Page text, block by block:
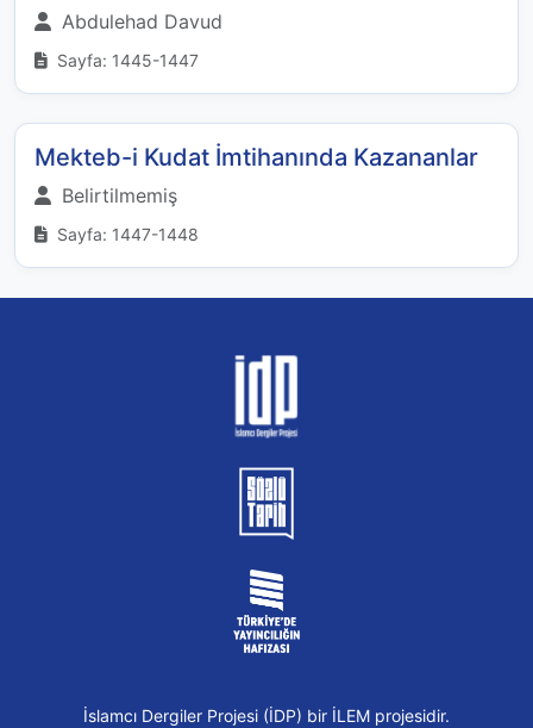
Abdulehad Davud
Sayfa: 1445-1447
Mekteb-i Kudat İmtihanında Kazananlar
Belirtilmemiş
Sayfa: 1447-1448
İslamcı Dergiler Projesi (İDP) bir İLEM projesidir.